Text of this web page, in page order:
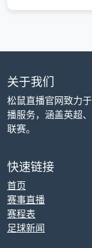
关于我们
松鼠直播官网致力
播服务，涵盖英超
联赛。
快速链接
首页
赛事直播
赛程表
足球新闻